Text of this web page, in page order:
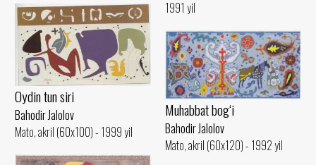
1991 yil
Oydin tun siri
Bahodir Jalolov
Mato, akril (60x100) - 1999 yil
Muhabbat bog‘i
Bahodir Jalolov
Mato, akril (60x120) - 1992 yil